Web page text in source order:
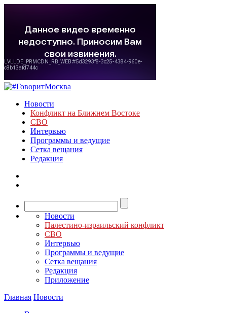
Новости
Конфликт на Ближнем Востоке
СВО
Интервью
Программы и ведущие
Сетка вещания
Редакция
Новости
Палестино-израильский конфликт
СВО
Интервью
Программы и ведущие
Сетка вещания
Редакция
Приложение
Главная Новости